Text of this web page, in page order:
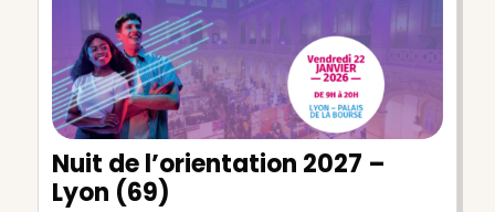
Nuit de l’orientation 2027 –
Lyon (69)